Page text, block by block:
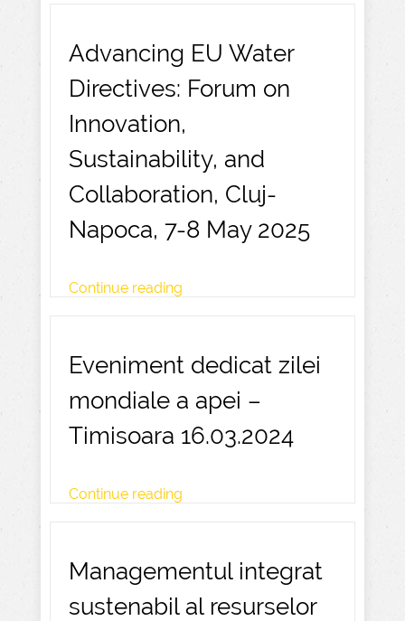
Advancing EU Water
Directives: Forum on
Innovation,
Sustainability, and
Collaboration, Cluj-
Napoca, 7-8 May 2025
Continue reading
Eveniment dedicat zilei
mondiale a apei –
Timisoara 16.03.2024
Continue reading
Managementul integrat
sustenabil al resurselor